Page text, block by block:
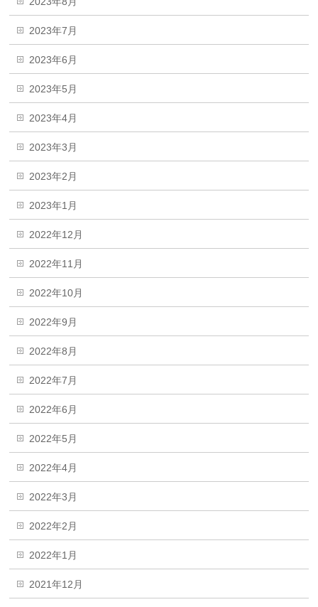
2023年7月
2023年6月
2023年5月
2023年4月
2023年3月
2023年2月
2023年1月
2022年12月
2022年11月
2022年10月
2022年9月
2022年8月
2022年7月
2022年6月
2022年5月
2022年4月
2022年3月
2022年2月
2022年1月
2021年12月